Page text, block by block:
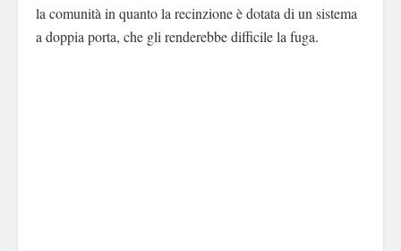
la comunità in quanto la recinzione è dotata di un sistema
a doppia porta, che gli renderebbe difficile la fuga.